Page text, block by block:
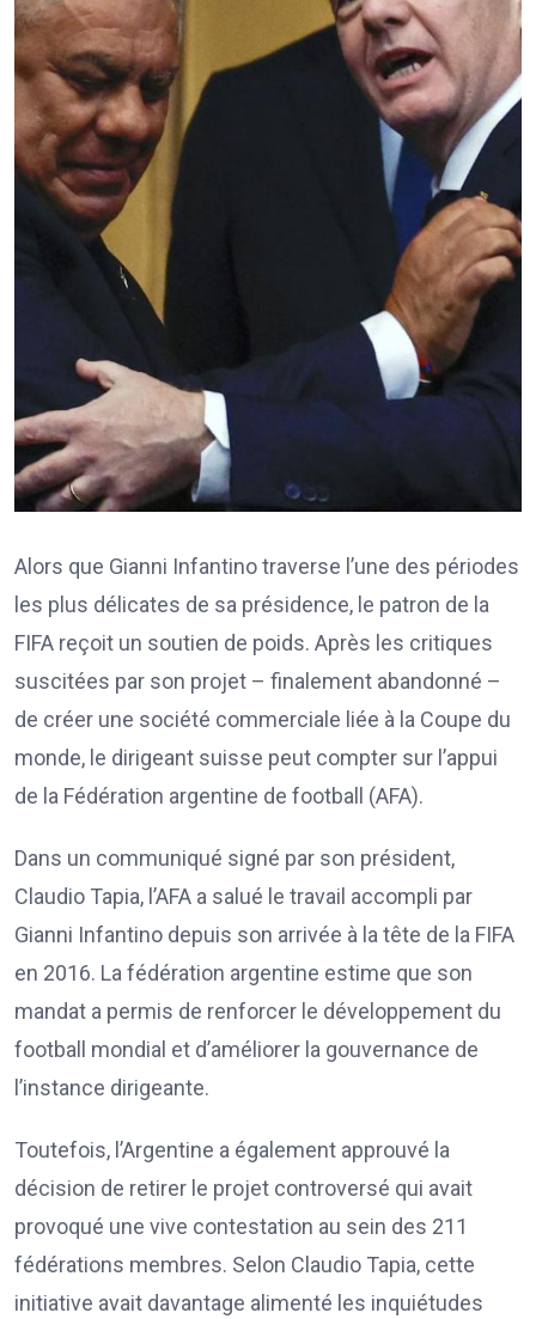
Alors que Gianni Infantino traverse l’une des périodes
les plus délicates de sa présidence, le patron de la
FIFA reçoit un soutien de poids. Après les critiques
suscitées par son projet – finalement abandonné –
de créer une société commerciale liée à la Coupe du
monde, le dirigeant suisse peut compter sur l’appui
de la Fédération argentine de football (AFA).
Dans un communiqué signé par son président,
Claudio Tapia, l’AFA a salué le travail accompli par
Gianni Infantino depuis son arrivée à la tête de la FIFA
en 2016. La fédération argentine estime que son
mandat a permis de renforcer le développement du
football mondial et d’améliorer la gouvernance de
l’instance dirigeante.
Toutefois, l’Argentine a également approuvé la
décision de retirer le projet controversé qui avait
provoqué une vive contestation au sein des 211
fédérations membres. Selon Claudio Tapia, cette
initiative avait davantage alimenté les inquiétudes